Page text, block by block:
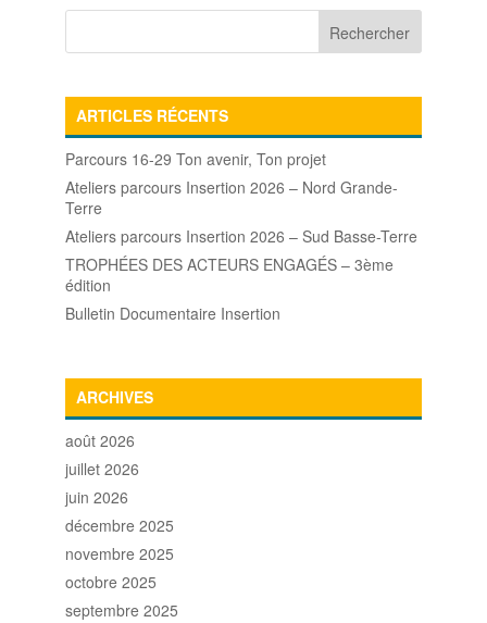
ARTICLES RÉCENTS
Parcours 16-29 Ton avenir, Ton projet
Ateliers parcours Insertion 2026 – Nord Grande-
Terre
Ateliers parcours Insertion 2026 – Sud Basse-Terre
TROPHÉES DES ACTEURS ENGAGÉS – 3ème
édition
Bulletin Documentaire Insertion
ARCHIVES
août 2026
juillet 2026
juin 2026
décembre 2025
novembre 2025
octobre 2025
septembre 2025